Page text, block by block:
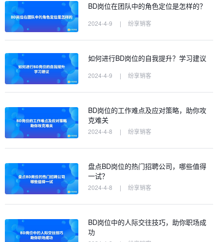
BD岗位在团队中的角色定位是怎样的？
2024-4-9 | 纷享销客
如何进行BD岗位的自我提升？学习建议
2024-4-9 | 纷享销客
BD岗位的工作难点及应对策略，助你攻
克难关
2024-4-8 | 纷享销客
盘点BD岗位的热门招聘公司，哪些值得
一试？
2024-4-8 | 纷享销客
BD岗位中的人际交往技巧，助你职场成
功